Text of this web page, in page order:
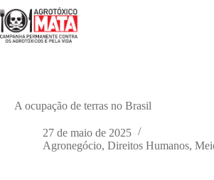
para
o
conteúdo
A ocupação de terras no Brasil
27 de maio de 2025
Agronegócio, Direitos Humanos,